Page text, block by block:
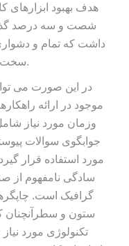
هدف بهبود ابزارهای
شصت و سه درصد
داشت که تمام و
سخت تایپ به پایان رسد.
در این صورت می
موجود در ارائه
وزمان مورد نیاز
جوابگوی سوالات
مورد استفاده قرار
سادگی نامفهوم از
گرافیک است.
ستون و سطرآنچنان
تکنولوژی مورد